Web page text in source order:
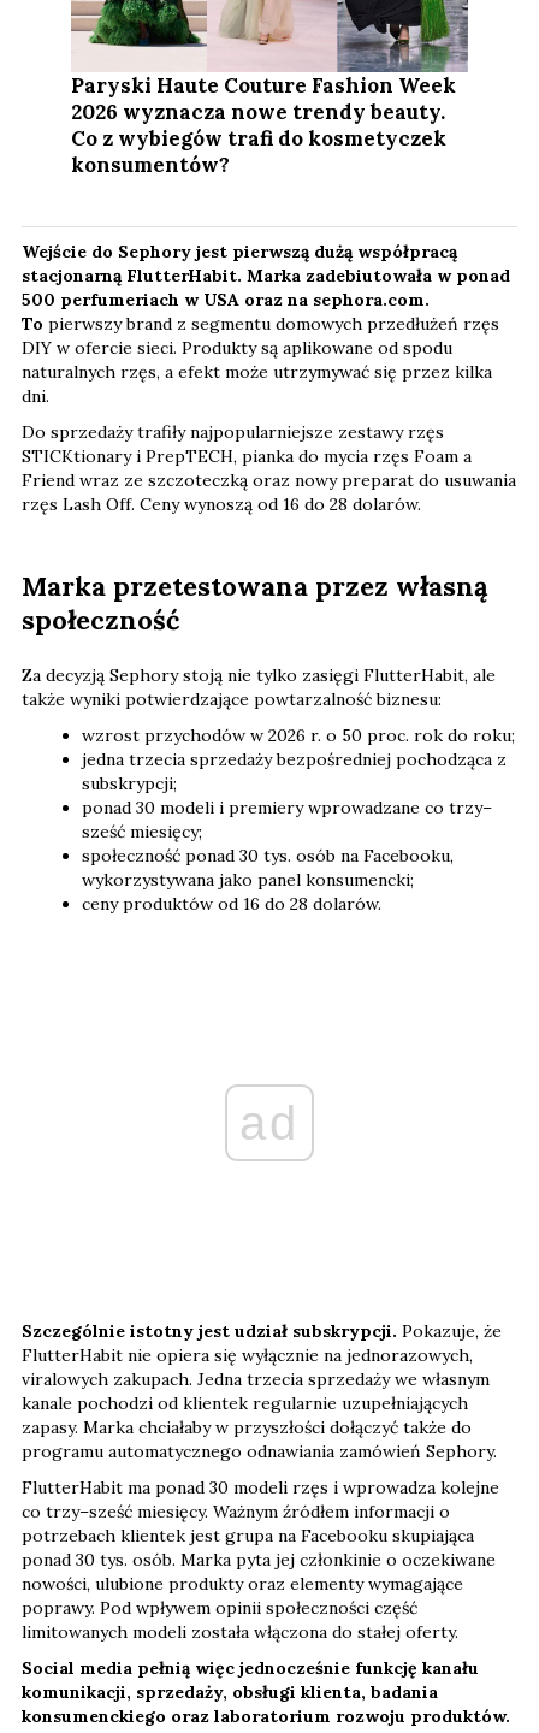
Paryski Haute Couture Fashion Week
2026 wyznacza nowe trendy beauty.
Co z wybiegów trafi do kosmetyczek
konsumentów?
Wejście do Sephory jest pierwszą dużą współpracą
stacjonarną FlutterHabit. Marka zadebiutowała w ponad
500 perfumeriach w USA oraz na sephora.com.
To pierwszy brand z segmentu domowych przedłużeń rzęs
DIY w ofercie sieci. Produkty są aplikowane od spodu
naturalnych rzęs, a efekt może utrzymywać się przez kilka
dni.
Do sprzedaży trafiły najpopularniejsze zestawy rzęs
STICKtionary i PrepTECH, pianka do mycia rzęs Foam a
Friend wraz ze szczoteczką oraz nowy preparat do usuwania
rzęs Lash Off. Ceny wynoszą od 16 do 28 dolarów.
Marka przetestowana przez własną
społeczność
Za decyzją Sephory stoją nie tylko zasięgi FlutterHabit, ale
także wyniki potwierdzające powtarzalność biznesu:
wzrost przychodów w 2026 r. o 50 proc. rok do roku;
jedna trzecia sprzedaży bezpośredniej pochodząca z
subskrypcji;
ponad 30 modeli i premiery wprowadzane co trzy–
sześć miesięcy;
społeczność ponad 30 tys. osób na Facebooku,
wykorzystywana jako panel konsumencki;
ceny produktów od 16 do 28 dolarów.
ad
Szczególnie istotny jest udział subskrypcji. Pokazuje, że
FlutterHabit nie opiera się wyłącznie na jednorazowych,
viralowych zakupach. Jedna trzecia sprzedaży we własnym
kanale pochodzi od klientek regularnie uzupełniających
zapasy. Marka chciałaby w przyszłości dołączyć także do
programu automatycznego odnawiania zamówień Sephory.
FlutterHabit ma ponad 30 modeli rzęs i wprowadza kolejne
co trzy–sześć miesięcy. Ważnym źródłem informacji o
potrzebach klientek jest grupa na Facebooku skupiająca
ponad 30 tys. osób. Marka pyta jej członkinie o oczekiwane
nowości, ulubione produkty oraz elementy wymagające
poprawy. Pod wpływem opinii społeczności część
limitowanych modeli została włączona do stałej oferty.
Social media pełnią więc jednocześnie funkcję kanału
komunikacji, sprzedaży, obsługi klienta, badania
konsumenckiego oraz laboratorium rozwoju produktów.